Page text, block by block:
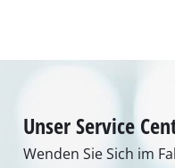
Unser Service
Wenden Sie Sich im